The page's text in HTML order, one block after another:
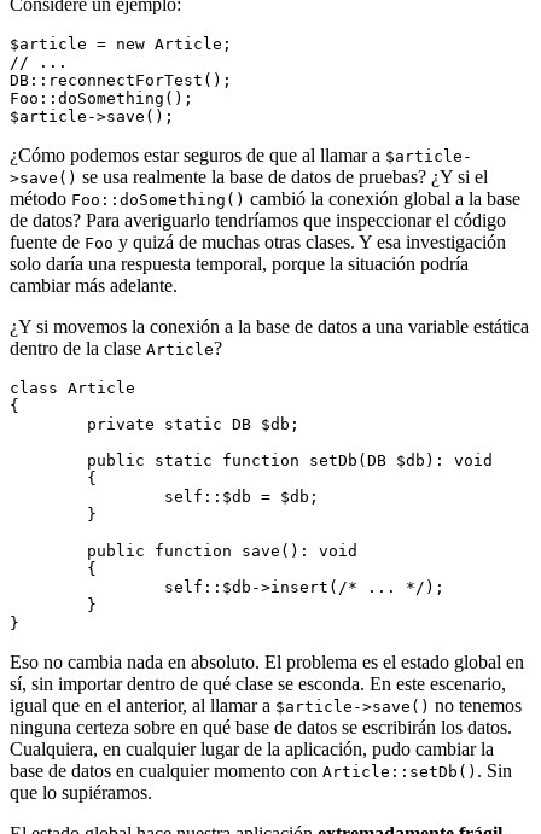
Considere un ejemplo:
$article = new Article;
// ...
DB::reconnectForTest();
Foo::doSomething();
¿Cómo podemos estar seguros de que al llamar a $article-
>save() se usa realmente la base de datos de pruebas? ¿Y si el
método Foo::doSomething() cambió la conexión global a la base
de datos? Para averiguarlo tendríamos que inspeccionar el código
fuente de Foo y quizá de muchas otras clases. Y esa investigación
solo daría una respuesta temporal, porque la situación podría
cambiar más adelante.
¿Y si movemos la conexión a la base de datos a una variable estática
dentro de la clase Article?
class Article
{
Eso no cambia nada en absoluto. El problema es el estado global en
sí, sin importar dentro de qué clase se esconda. En este escenario,
igual que en el anterior, al llamar a $article->save() no tenemos
ninguna certeza sobre en qué base de datos se escribirán los datos.
Cualquiera, en cualquier lugar de la aplicación, pudo cambiar la
base de datos en cualquier momento con Article::setDb() . Sin
que lo supiéramos.